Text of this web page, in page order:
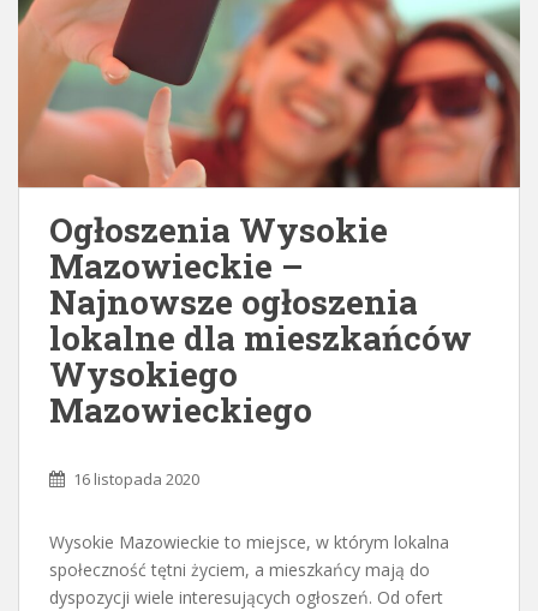
Ogłoszenia Wysokie
Mazowieckie –
Najnowsze ogłoszenia
lokalne dla mieszkańców
Wysokiego
Mazowieckiego
16 listopada 2020
Wysokie Mazowieckie to miejsce, w którym lokalna
społeczność tętni życiem, a mieszkańcy mają do
dyspozycji wiele interesujących ogłoszeń. Od ofert